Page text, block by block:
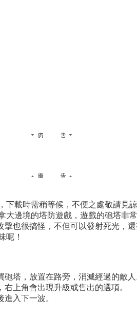
下載時需稍等候，不便之處敬請見諒
大邊境的塔防遊戲，遊戲的砲塔非
擊也很搞怪，不但可以發射死光，
呢！
砲塔，放置在路旁，消滅經過的敵人
右上角會出現升級或售出的選項。
入下一波。